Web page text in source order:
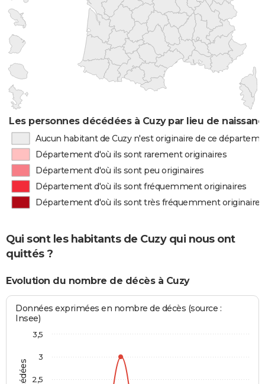
Les personnes décédées à Cuzy par lieu de
Aucun habitant de Cuzy n'est originaire de ce
Département d'où ils sont rarement originaires
Département d'où ils sont peu originaires
Département d'où ils sont fréquemment originaires
Département d'où ils sont très fréquemment originaires
Qui sont les habitants de Cuzy qui nous ont
quittés ?
Evolution du nombre de décès à Cuzy
Données exprimées en nombre de décès (source :
Insee)
2,5
3
3,5